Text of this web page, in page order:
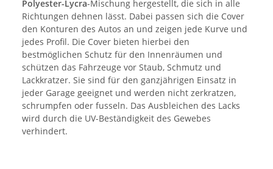
Polyester-Lycra-Mischung hergestellt, die sich in alle
Richtungen dehnen lässt. Dabei passen sich die Cover
den Konturen des Autos an und zeigen jede Kurve und
jedes Profil. Die Cover bieten hierbei den
bestmöglichen Schutz für den Innenräumen und
schützen das Fahrzeuge vor Staub, Schmutz und
Lackkratzer. Sie sind für den ganzjährigen Einsatz in
jeder Garage geeignet und werden nicht zerkratzen,
schrumpfen oder fusseln. Das Ausbleichen des Lacks
wird durch die UV-Beständigkeit des Gewebes
verhindert.